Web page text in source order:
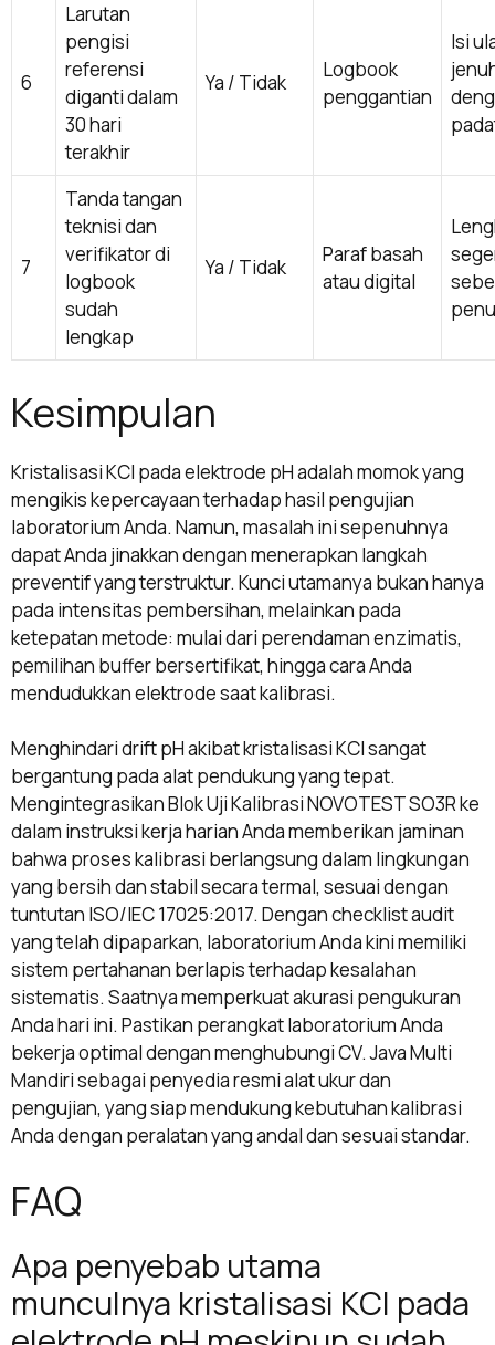
6
Larutan
pengisi
referensi
diganti dalam
30 hari
terakhir
Ya / Tidak
Logbook
penggantian
Isi
7
Tanda tangan
teknisi dan
verifikator di
logbook
sudah
lengkap
Ya / Tidak
Paraf basah
atau digital
Kesimpulan
Kristalisasi KCl pada elektrode pH adalah momok yang
mengikis kepercayaan terhadap hasil pengujian
laboratorium Anda. Namun, masalah ini sepenuhnya
dapat Anda jinakkan dengan menerapkan langkah
preventif yang terstruktur. Kunci utamanya bukan hanya
pada intensitas pembersihan, melainkan pada
ketepatan metode: mulai dari perendaman enzimatis,
pemilihan buffer bersertifikat, hingga cara Anda
mendudukkan elektrode saat kalibrasi.
Menghindari drift pH akibat kristalisasi KCl sangat
bergantung pada alat pendukung yang tepat.
Mengintegrasikan Blok Uji Kalibrasi NOVOTEST SO3R ke
dalam instruksi kerja harian Anda memberikan jaminan
bahwa proses kalibrasi berlangsung dalam lingkungan
yang bersih dan stabil secara termal, sesuai dengan
tuntutan ISO/IEC 17025:2017. Dengan checklist audit
yang telah dipaparkan, laboratorium Anda kini memiliki
sistem pertahanan berlapis terhadap kesalahan
sistematis. Saatnya memperkuat akurasi pengukuran
Anda hari ini. Pastikan perangkat laboratorium Anda
bekerja optimal dengan menghubungi CV. Java Multi
Mandiri sebagai penyedia resmi alat ukur dan
pengujian, yang siap mendukung kebutuhan kalibrasi
Anda dengan peralatan yang andal dan sesuai standar.
FAQ
Apa penyebab utama
munculnya kristalisasi KCl pada